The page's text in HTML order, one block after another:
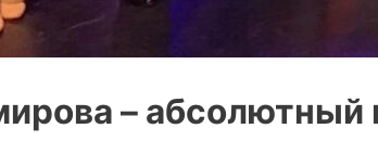
– абсолютный